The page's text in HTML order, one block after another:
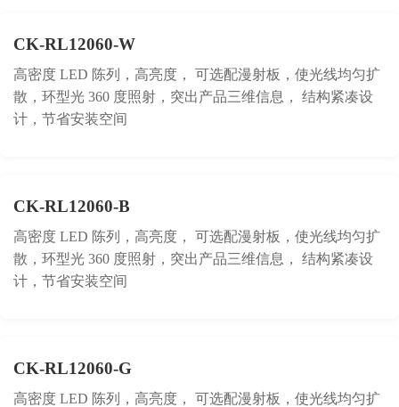
CK-RL12060-W
高密度 LED 陈列，高亮度， 可选配漫射板，使光线均匀扩
散，环型光 360 度照射，突出产品三维信息， 结构紧凑设
计，节省安装空间
CK-RL12060-B
高密度 LED 陈列，高亮度， 可选配漫射板，使光线均匀扩
散，环型光 360 度照射，突出产品三维信息， 结构紧凑设
计，节省安装空间
CK-RL12060-G
高密度 LED 陈列，高亮度， 可选配漫射板，使光线均匀扩